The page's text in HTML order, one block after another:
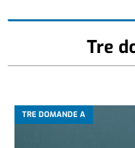
Tre
TRE DOMANDE A